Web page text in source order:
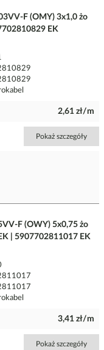
F (OMY) 3x1,0 żo
EK
2,61 zł/m
Pokaż szczegóły
F (OWY) 5x0,75 żo
| 5907702811017 EK
3,41 zł/m
Pokaż szczegóły